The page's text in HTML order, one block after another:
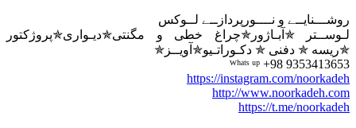
روشـــنایــے و نــــورپردازــے لــوکس
لـوســتر ✯آبـاژور✯چراغ خطی و مگنتی✯دیـواری✯پروژکتور
✯ریسه ✯ دفنی ✯ دکـوراتـیو✯آویــز✯
ᵂʰᵃᵗˢ ᵘᵖ +98 9353413653
https://instagram.com/noorkadeh
http://www.noorkadeh.com
https://t.me/noorkadeh